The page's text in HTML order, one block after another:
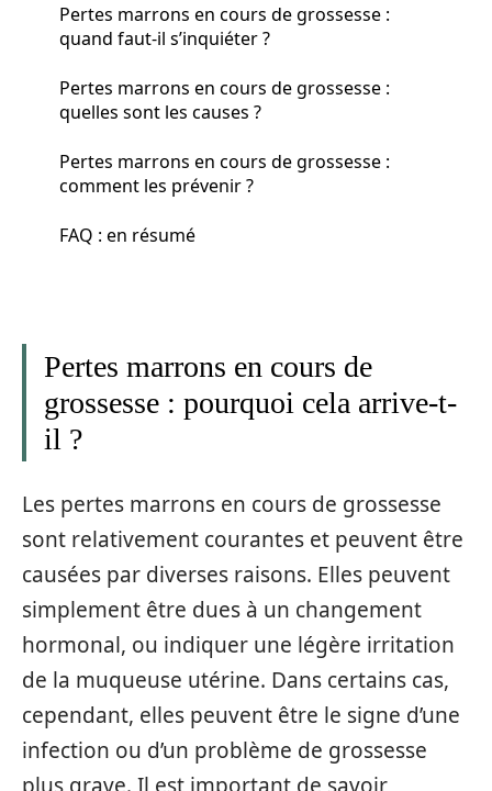
Pertes marrons en cours de grossesse :
quand faut-il s’inquiéter ?
Pertes marrons en cours de grossesse :
quelles sont les causes ?
Pertes marrons en cours de grossesse :
comment les prévenir ?
FAQ : en résumé
Pertes marrons en cours de
grossesse : pourquoi cela arrive-t-
il ?
Les pertes marrons en cours de grossesse
sont relativement courantes et peuvent être
causées par diverses raisons. Elles peuvent
simplement être dues à un changement
hormonal, ou indiquer une légère irritation
de la muqueuse utérine. Dans certains cas,
cependant, elles peuvent être le signe d’une
infection ou d’un problème de grossesse
plus grave. Il est important de savoir